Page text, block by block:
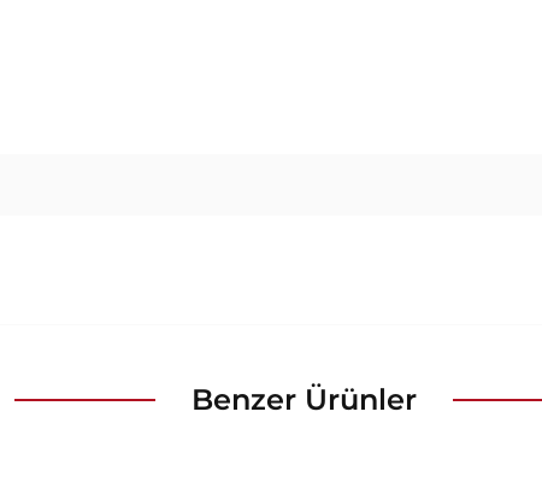
Benzer Ürünler